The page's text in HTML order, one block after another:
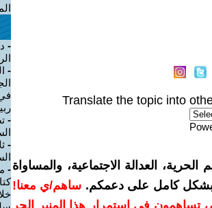
Translate the topic into
العدالة الاجتماعية، والمساواة
بشكل كامل على دعمكم. ساهم/ي معنا!
تساهمون في استمرار هذا المنبر الحر
-
-
-
-
-